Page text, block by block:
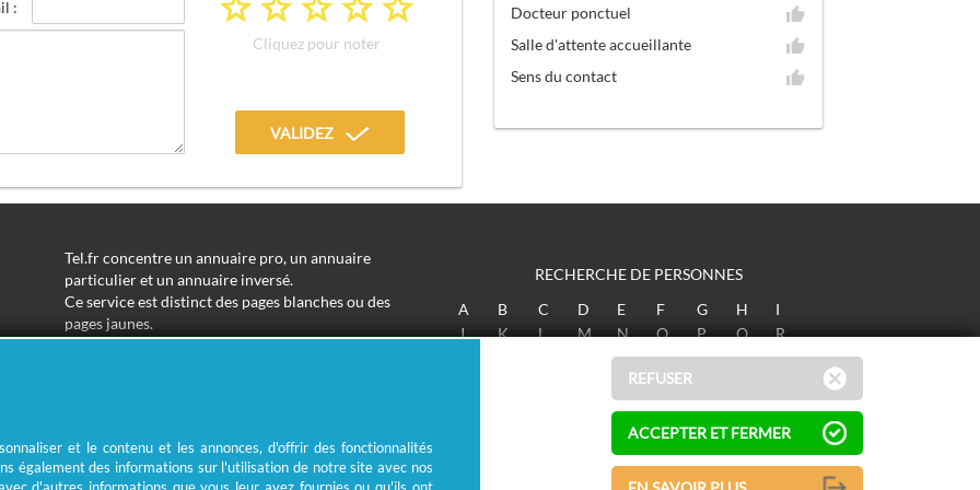
:
Cliquez pour noter
VALIDEZ
Docteur ponctuel
Salle d'attente accueillante
Sens du contact
Tel.fr concentre un annuaire pro, un annuaire
particulier et un annuaire inversé.
Ce service est distinct des pages blanches ou des
pages jaunes.
Les informations utilisées peuvent donc varier en
nom ou un métier.
Enfin, l'annuaire inversé permet de trouver l'identité
RECHERCHE DE PERSONNES
A
B C D E F G H
I
J
K L M N O P Q
R
W X Y Z
et le contenu et les annonces, d'offrir des fonctionnalités
également des informations sur l'utilisation de notre site avec nos
REFUSER
ACCEPTER ET FERMER